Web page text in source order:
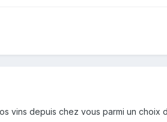
vins depuis chez vous parmi un choix